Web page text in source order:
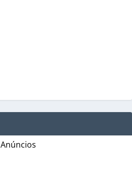
Anúncios